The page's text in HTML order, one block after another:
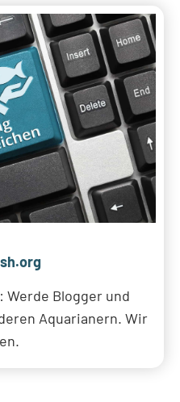
Blogger und
Aquarianern. Wir